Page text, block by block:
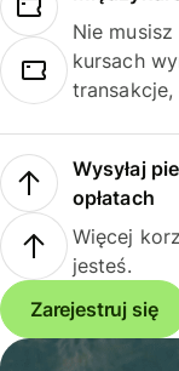
Nie
kursach
Wysyłaj
opłatach
Więcej
jesteś.
Zarejestruj się